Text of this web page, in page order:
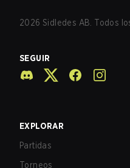
2026 Sidledes AB. Todos
SEGUIR
EXPLORAR
Partidas
Torneos